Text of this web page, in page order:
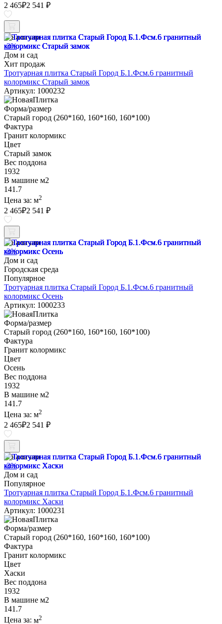
2 465₽2 541 ₽
В наличии
-3%
Дом и сад
Хит продаж
Тротуарная плитка Старый Город Б.1.Фсм.6 гранитный
колормикс Старый замок
Артикул: 1000232
Форма/размер
Старый город (260*160, 160*160, 160*100)
Фактура
Гранит колормикс
Цвет
Старый замок
Вес поддона
1932
В машине м2
141.7
Цена за: м2
2 465₽2 541 ₽
В наличии
-3%
Дом и сад
Городская среда
Популярное
Тротуарная плитка Старый Город Б.1.Фсм.6 гранитный
колормикс Осень
Артикул: 1000233
Форма/размер
Старый город (260*160, 160*160, 160*100)
Фактура
Гранит колормикс
Цвет
Осень
Вес поддона
1932
В машине м2
141.7
Цена за: м2
2 465₽2 541 ₽
В наличии
-3%
Дом и сад
Популярное
Тротуарная плитка Старый Город Б.1.Фсм.6 гранитный
колормикс Хаски
Артикул: 1000231
Форма/размер
Старый город (260*160, 160*160, 160*100)
Фактура
Гранит колормикс
Цвет
Хаски
Вес поддона
1932
В машине м2
141.7
Цена за: м2